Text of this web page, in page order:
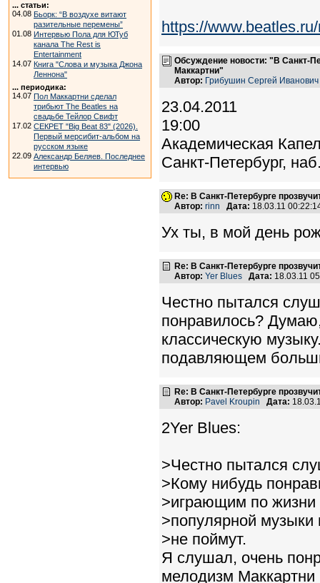
... статьи:
04.08 Бьорк: “В воздухе витают
разительные перемены”
01.08 Интервью Пола для ЮТуб
канала The Rest is
Entertainment
14.07 Книга "Слова и музыка Джона
Леннона"
... периодика:
14.07 Пол Маккартни сделал
трибьют The Beatles на
свадьбе Тейлор Свифт
17.02 СЕКРЕТ "Big Beat 83" (2026).
Первый мерсибит-альбом на
русском языке
22.09 Александр Беляев. Последнее
интервью
https://
Обсуждение новости: "В Санкт-
Маккартни"
Автор: Грибушин Сергей Иванович
23.04.2011
19:00
Академическая
Санкт-Петербург,
Re: В Санкт-Петербурге
Автор: rinn Дата: 18.03.11
Ух ты, в мой день
Re: В Санкт-Петербурге
Автор: Yer Blues Дата: 18.03.11
Честно пытался
понравилось?
классическую
подавляющем
Re: В Санкт-Петербурге
Автор: Pavel Kroupin Дата:
2Yer Blues:
>Честно пытался
>Кому нибудь
>играющим по жизни
>популярной
>не поймут.
Я слушал, очень
мелодизм Маккартни